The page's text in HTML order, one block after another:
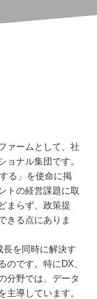
ァームとして、社
ナル集団です。
る」を使命に掲
トの経営課題に取
まらず、政策提
きる点にありま
を同時に解決す
のです。特にDX、
分野では、データ
主導しています。